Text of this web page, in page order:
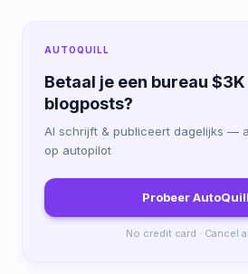
AUTOQUILL
Betaal je een bureau
blogposts?
AI schrijft & publiceert dagelijks —
op autopilot
Probeer
No credit card · Cancel